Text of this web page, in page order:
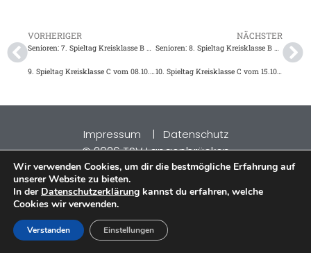
VORHERIGER
9. Spieltag Kreisklasse C vom 08.10.2023
NÄCHSTER
10. Spieltag Kreisklasse C vom 15.10.2023
Impressum | Datenschutz
©2026 TSV Langenbrücken
Wir verwenden Cookies, um dir die bestmögliche Erfahrung auf
unserer Website zu bieten.
In der Datenschutzerklärung kannst du erfahren, welche
Cookies wir verwenden.
Verstanden Einstellungen